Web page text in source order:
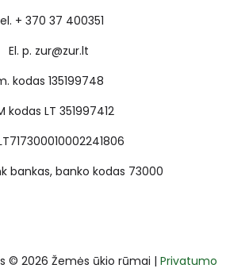
+ 370 37 400351
El. p. zur@zur.lt
kodas 135199748
kodas LT 351997412
bankas, banko kodas 73000
© 2026 Žemės ūkio rūmai | Privatumo